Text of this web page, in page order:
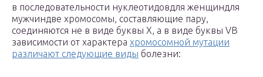
в последовательности нуклеотидовдля женщиндля
мужчиндве хромосомы, составляющие пару,
соединяются не в виде буквы Х, а в виде буквы VВ
зависимости от характера хромосомной мутации
различают следующие виды болезни: